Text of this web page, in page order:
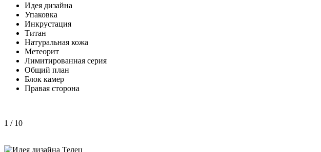
Идея дизайна
Упаковка
Инкрустация
Титан
Натуральная кожа
Метеорит
Лимитированная серия
Общий план
Блок камер
Правая сторона
1 / 10